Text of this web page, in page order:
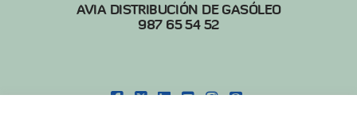
AVIA DISTRIBUCIÓN DE GASÓLEO
987 65 54 52